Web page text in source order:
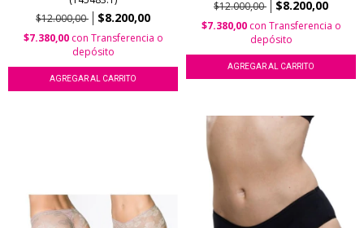
$12.000,00
$8.200,00
$7.380,00 con Transferencia o
depósito
AGREGAR AL CARRITO
$12.000,00
$8.200,00
$7.380,00 con Transferencia o
depósito
AGREGAR AL CARRITO